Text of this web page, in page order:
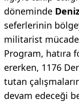
döneminde
seferlerinin
militarist
Program, hatıra
ererken, 1176
tutan
devam edeceği